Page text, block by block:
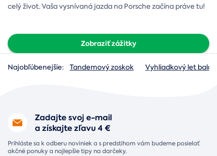
celý život. Vaša vysnívaná jazda na Porsche začína práve tu!
Zobraziť zážitky
Najobľúbenejšie: Tandemový zoskok Vyhliadkový let
Zadajte svoj e-mail
a získajte zľavu 4 €
Prihláste sa k odberu noviniek a s predstihom vám budeme posielať
akčné ponuky a najlepšie tipy na darčeky.